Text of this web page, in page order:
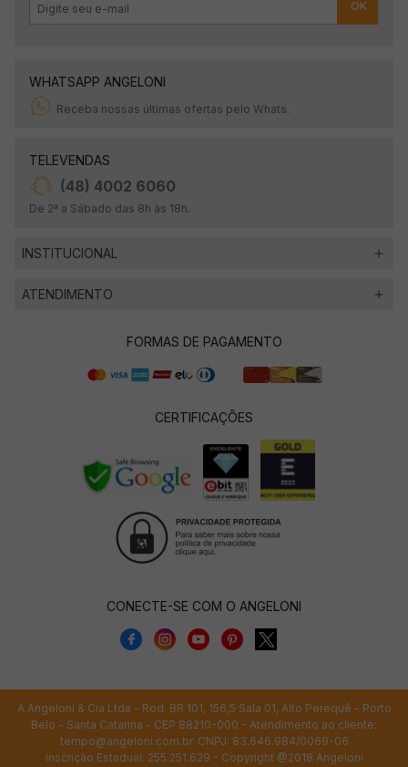
OK
WHATSAPP ANGELONI
Receba nossas últimas ofertas pelo Whats.
TELEVENDAS
(48) 4002 6060
De 2ª a Sábado das 8h às 18h.
INSTITUCIONAL
ATENDIMENTO
FORMAS DE PAGAMENTO
CERTIFICAÇÕES
CONECTE-SE COM O ANGELONI
A.Angeloni & Cia Ltda - Rod. BR 101, 156,5 Sala 01, Alto Perequê - Porto
Belo - Santa Catarina - CEP 88210-000 - Atendimento ao cliente:
tempo@angeloni.com.br. CNPJ: 83.646.984/0069-06
Inscrição Estadual: 255.251.629 - Copyright @2018 Angeloni